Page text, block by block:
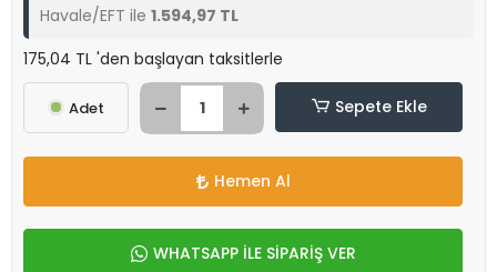
Havale/EFT ile 1.594,97 TL
175,04 TL 'den başlayan taksitlerle
Adet Sepete Ekle
Hemen Al
WHATSAPP İLE SİPARİŞ VER